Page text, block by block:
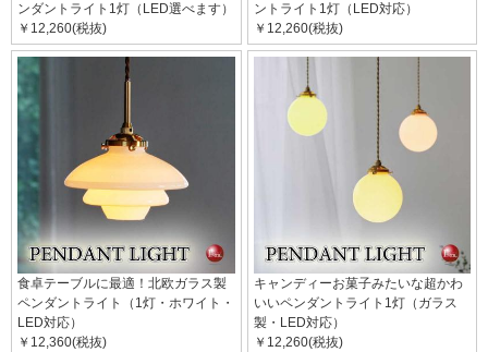
ンダントライト1灯（LED選べます）
￥12,260(税抜)
ントライト1灯（LED対応）
￥12,260(税抜)
食卓テーブルに最適！北欧ガラス製
ペンダントライト（1灯・ホワイト・
LED対応）
￥12,360(税抜)
キャンディーお菓子みたいな超かわ
いいペンダントライト1灯（ガラス
製・LED対応）
￥12,260(税抜)